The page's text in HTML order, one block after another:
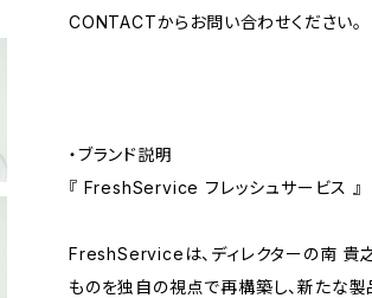
CONTACTからお問い合わせください。
・ブランド説明
『 FreshService フレッシュサービス 』
FreshServiceは、ディレクターの南 貴
ものを独自の視点で再構築し、新たな製